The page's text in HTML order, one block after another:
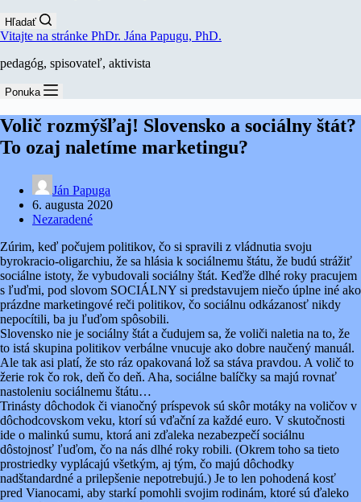
Hľadať
Vitajte na stránke PhDr. Jána Papugu, PhD.
pedagóg, spisovateľ, aktivista
Ponuka
Volič rozmýšľaj! Slovensko a sociálny štát?
To ozaj naletíme marketingu?
Ján Papuga
6. augusta 2020
Nezaradené
Zúrim, keď počujem politikov, čo si spravili z vládnutia svoju
byrokracio-oligarchiu, že sa hlásia k sociálnemu štátu, že budú strážiť
sociálne istoty, že vybudovali sociálny štát. Keďže dlhé roky pracujem
s ľuďmi, pod slovom SOCIÁLNY si predstavujem niečo úplne iné ako
prázdne marketingové reči politikov, čo sociálnu odkázanosť nikdy
nepocítili, ba ju ľuďom spôsobili.
Slovensko nie je sociálny štát a čudujem sa, že voliči naletia na to, že
to istá skupina politikov verbálne vnucuje ako dobre naučený manuál.
Ale tak asi platí, že sto ráz opakovaná lož sa stáva pravdou. A volič to
žerie rok čo rok, deň čo deň. Aha, sociálne balíčky sa majú rovnať
nastoleniu sociálnemu štátu…
Trinásty dôchodok či vianočný príspevok sú skôr motáky na voličov v
dôchodcovskom veku, ktorí sú vďační za každé euro. V skutočnosti
ide o malinkú sumu, ktorá ani zďaleka nezabezpečí sociálnu
dôstojnosť ľuďom, čo na nás dlhé roky robili. (Okrem toho sa tieto
prostriedky vyplácajú všetkým, aj tým, čo majú dôchodky
nadštandardné a prilepšenie nepotrebujú.) Je to len pohodená kosť
pred Vianocami, aby starkí pomohli svojim rodinám, ktoré sú ďaleko